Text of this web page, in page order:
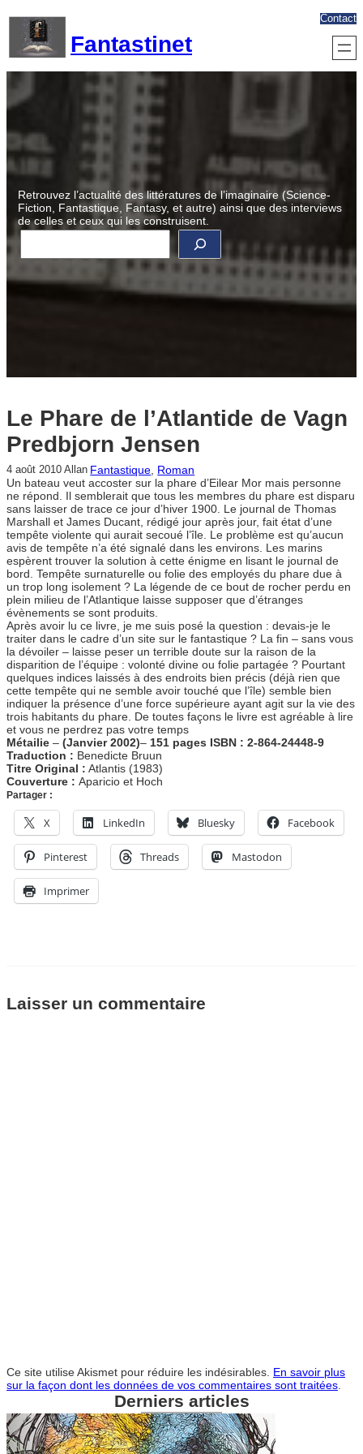
contenu
Fantastinet
Contact
Retrouvez l’actualité des littératures de l’imaginaire (Science-
Fiction, Fantastique, Fantasy, et autre) ainsi que des interviews
de celles et ceux qui les construisent.
R
c
e
Le Phare de l’Atlantide de Vagn
Predbjorn Jensen
4 août 2010 Allan Fantastique, Roman
Un bateau veut accoster sur la phare d’Eilear Mor mais personne
ne répond. Il semblerait que tous les membres du phare est disparu
sans laisser de trace ce jour d’hiver 1900. Le journal de Thomas
Marshall et James Ducant, rédigé jour après jour, fait état d’une
tempête violente qui aurait secoué l’île. Le problème est qu’aucun
avis de tempête n’a été signalé dans les environs. Les marins
espèrent trouver la solution à cette énigme en lisant le journal de
bord. Tempête surnaturelle ou folie des employés du phare due à
un trop long isolement ? La légende de ce bout de rocher perdu en
plein milieu de l’Atlantique laisse supposer que d’étranges
évènements se sont produits.
Après avoir lu ce livre, je me suis posé la question : devais-je le
traiter dans le cadre d’un site sur le fantastique ? La fin – sans vous
la dévoiler – laisse peser un terrible doute sur la raison de la
disparition de l’équipe : volonté divine ou folie partagée ? Pourtant
quelques indices laissés à des endroits bien précis (déjà rien que
cette tempête qui ne semble avoir touché que l’île) semble bien
indiquer la présence d’une force supérieure ayant agit sur la vie des
trois habitants du phare. De toutes façons le livre est agréable à lire
et vous ne perdrez pas votre temps
Métailie – (Janvier 2002)– 151 pages ISBN : 2-864-24448-9
Traduction : Benedicte Bruun
Titre Original : Atlantis (1983)
Couverture : Aparicio et Hoch
Partager :
X LinkedIn Bluesky Facebook
Pinterest Threads Mastodon
Imprimer
Laisser un commentaire
Ce site utilise Akismet pour réduire les indésirables. En savoir plus
sur la façon dont les données de vos commentaires sont traitées
Derniers articles